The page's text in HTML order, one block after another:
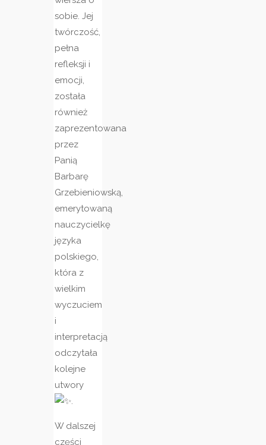
sobie. Jej
twórczość,
pełna
refleksji i
emocji,
została
również
zaprezentowana
przez
Panią
Barbarę
Grzebieniowską,
emerytowaną
nauczycielkę
języka
polskiego,
która z
wielkim
wyczuciem
i
interpretacją
odczytała
kolejne
utwory
.
W dalszej
części